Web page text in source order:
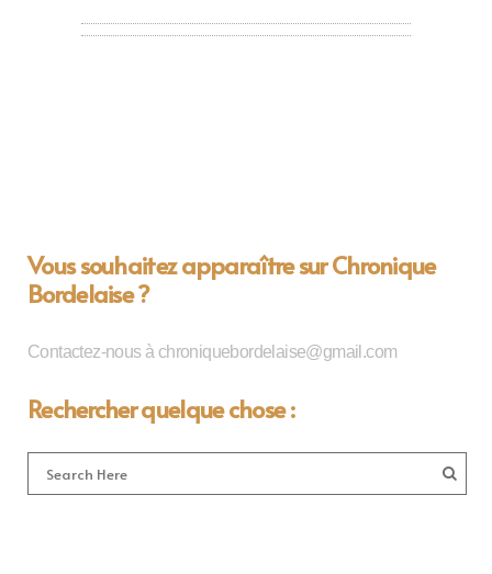
Vous souhaitez apparaître sur Chronique
Bordelaise ?
Contactez-nous à chroniquebordelaise@gmail.com
Rechercher quelque chose :